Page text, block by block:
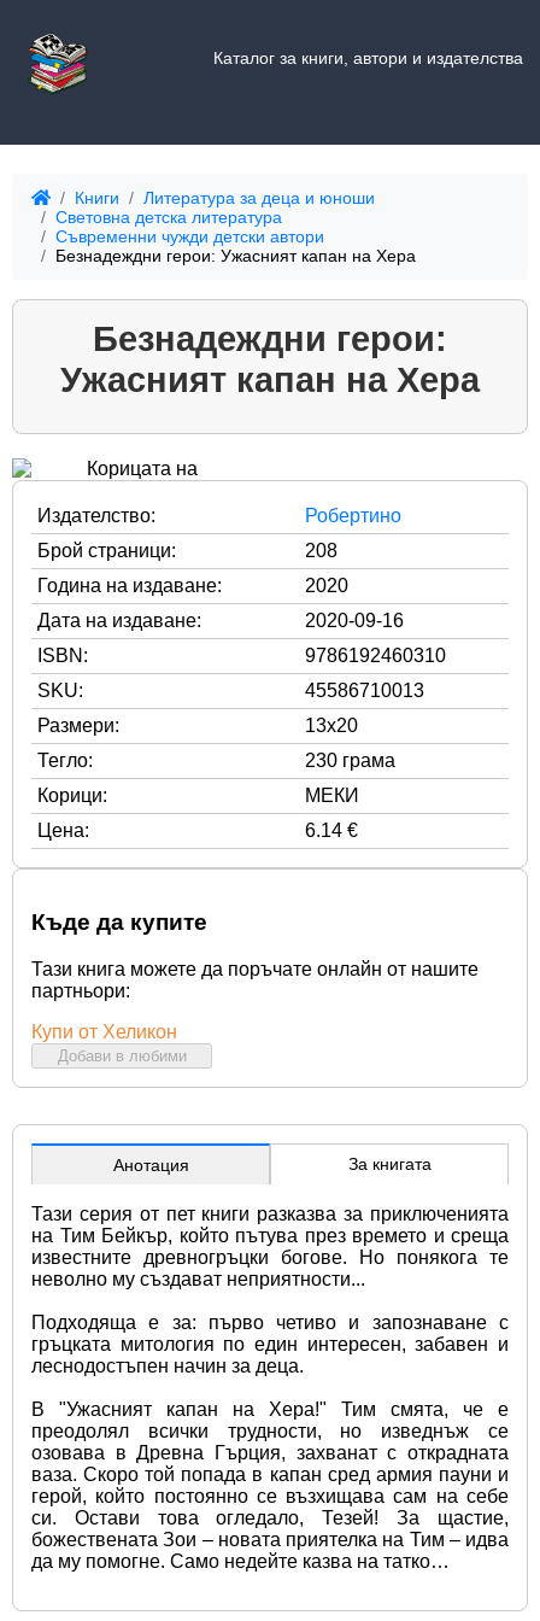
Каталог за книги, автори и издателства
Книги
Литература за деца и юноши
Световна детска литература
Съвременни чужди детски автори
Безнадеждни герои: Ужасният капан на Хера
Безнадеждни герои:
Ужасният капан на Хера
Издателство:
Робертино
Брой страници:
208
Година на издаване:
2020
Дата на издаване:
2020-09-16
ISBN:
9786192460310
SKU:
45586710013
Размери:
13x20
Тегло:
230 грама
Корици:
МЕКИ
Цена:
6.14 €
Къде да купите
Тази книга можете да поръчате онлайн от нашите
партньори:
Купи от Хеликон
Добави в любими
Анотация За книгата
Тази серия от пет книги разказва за приключенията
на Тим Бейкър, който пътува през времето и среща
известните древногръцки богове. Но понякога те
неволно му създават неприятности...
Подходяща е за: първо четиво и запознаване с
гръцката митология по един интересен, забавен и
леснодостъпен начин за деца.
В "Ужасният капан на Хера!" Тим смята, че е
преодолял всички трудности, но изведнъж се
озовава в Древна Гърция, захванат с открадната
ваза. Скоро той попада в капан сред армия пауни и
герой, който постоянно се възхищава сам на себе
си. Остави това огледало, Тезей! За щастие,
божествената Зои – новата приятелка на Тим – идва
да му помогне. Само недейте казва на татко…